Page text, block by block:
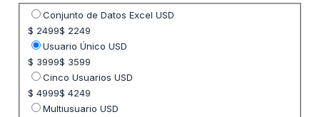
Seleccione opción de precio
Conjunto de Datos Excel USD
$ 2499$ 2249
Usuario Único USD
$ 3999$ 3599
Cinco Usuarios USD
$ 4999$ 4249
Multiusuario USD